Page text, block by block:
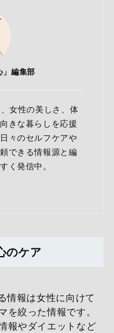
」編集部
女性の美しさ、体
きな暮らしを応援
々のセルフケアや
できる情報源と編
く発信中。
のケア
情報は女性に向けて
を絞った情報です。
報やダイエットなど